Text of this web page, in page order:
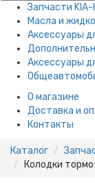
Запчасти KIA-
Масла и
Аксессуары
Аксессуары
О магазине
Доставка и
Контакты
Каталог
Колодки